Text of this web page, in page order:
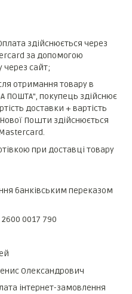
здійснюється через
за допомогою
через сайт;
отримання товару в
ПОШТА", покупець здійснює
доставки + вартість
Пошти здійснюється
при доставці товару
банківським переказом
2600 0017 790
Олександрович
інтернет-замовлення